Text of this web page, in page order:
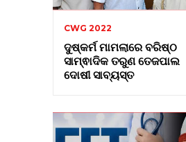
CWG 2022
ଦୁଷ୍କର୍ମ ମାମଲାରେ ବରିଷ୍ଠ
ସାମ୍ଵାଦିକ ତରୁଣ ତେଜପାଲ
ଦୋଷୀ ସାବ୍ୟସ୍ତ